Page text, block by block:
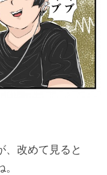
、改めて見ると